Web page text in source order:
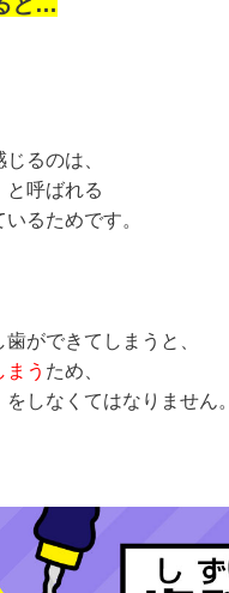
るのは、
と呼ばれる
るためです。
ができてしまうと、
う ため、
をしなくてはなりません。